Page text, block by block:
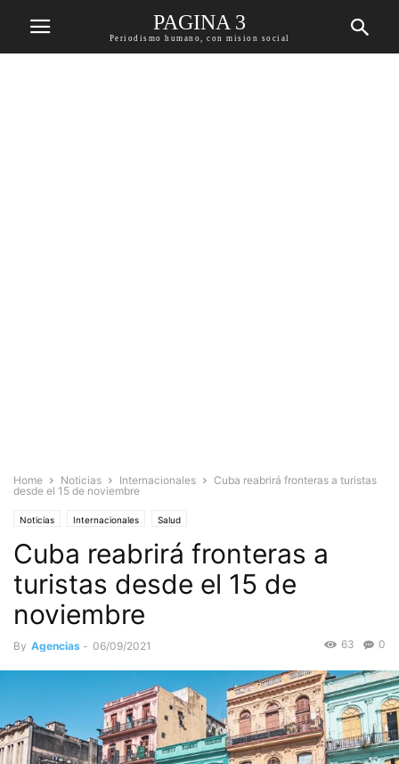
PAGINA 3
Periodismo humano, con mision social
Home Noticias Internacionales
Cuba reabrirá fronteras a turistas
desde el 15 de noviembre
Noticias Internacionales Salud
Cuba reabrirá fronteras a
turistas desde el 15 de
noviembre
By Agencias - 06/09/2021 0
63